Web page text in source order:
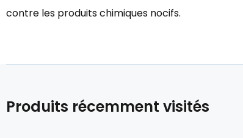
contre les produits chimiques nocifs.
Produits récemment visités